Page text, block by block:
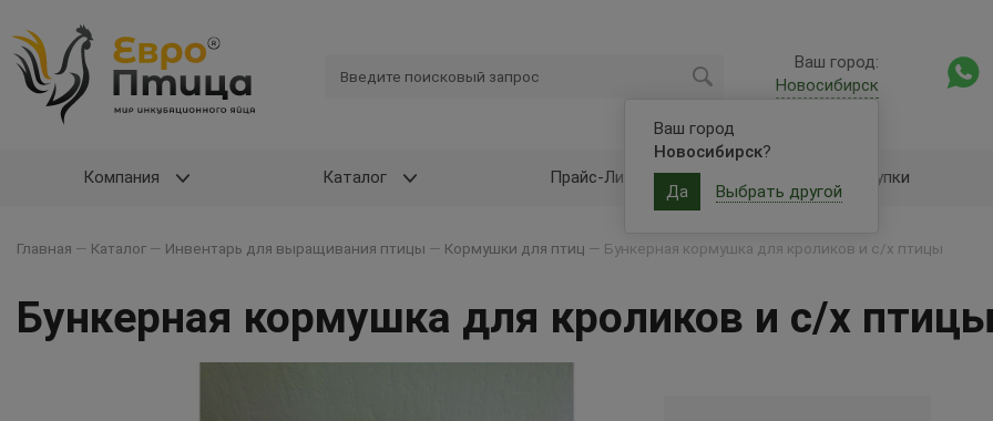
Ваш город:
Новосибирск
Ваш город
Новосибирск?
Да
Выбрать другой
Компания Каталог Прайс-Лист Оптовые закупки
Главная — Каталог — Инвентарь для выращивания птицы — Кормушки для птиц — Бункерная кормушка для кроликов и с/х птицы
Бункерная кормушка для кроликов и с/х